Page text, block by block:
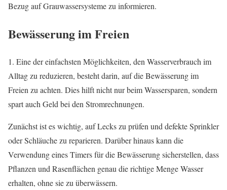
Bezug auf Grauwassersysteme zu informieren.
Bewässerung im Freien
1. Eine der einfachsten Möglichkeiten, den Wasserverbrauch im
Alltag zu reduzieren, besteht darin, auf die Bewässerung im
Freien zu achten. Dies hilft nicht nur beim Wassersparen, sondern
spart auch Geld bei den Stromrechnungen.
Zunächst ist es wichtig, auf Lecks zu prüfen und defekte Sprinkler
oder Schläuche zu reparieren. Darüber hinaus kann die
Verwendung eines Timers für die Bewässerung sicherstellen, dass
Pflanzen und Rasenflächen genau die richtige Menge Wasser
erhalten, ohne sie zu überwässern.